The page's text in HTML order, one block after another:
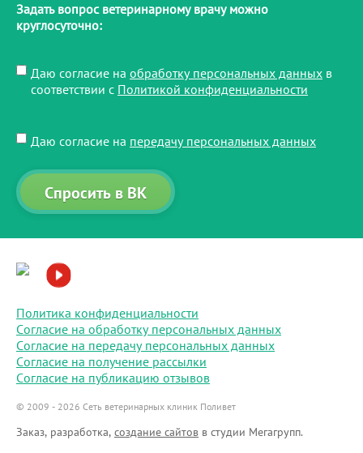
Задать вопрос ветеринарному врачу можно
круглосуточно:
Даю согласие на обработку персональных данных в
соответствии с Политикой конфиденциальности
Даю согласие на передачу персональных данных​
Спросить в ВК
Политика конфиденциальности
Согласие на обработку персональных данных
Согласие на передачу персональных данных
Согласие на получение рассылки
Согласие на публикацию отзывов
© 2009 - 2026 Сеть ветеринарных клиник Поливет
Заказ, разработка, создание сайтов в студии Мегагрупп.